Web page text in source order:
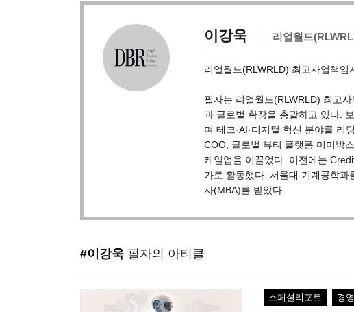
이강욱 리얼월드
리얼월드(RLWRLD) 최고사업책임
필자는 리얼월드(RLWRLD) 최고
과 글로벌 확장을 총괄하고 있다.
며 테크·AI·디지털 혁신 분야를 리
COO, 글로벌 뷰티 플랫폼 미미박
케일업을 이끌었다. 이전에는
가로 활동했다. 서울대 기계공학
사(MBA)를 받았다.
#이강욱 필자의 아티클
스페셜리포트 경